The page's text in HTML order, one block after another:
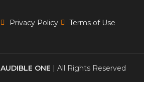
Privacy Policy Terms of Use
AUDIBLE ONE | All Rights Reserved